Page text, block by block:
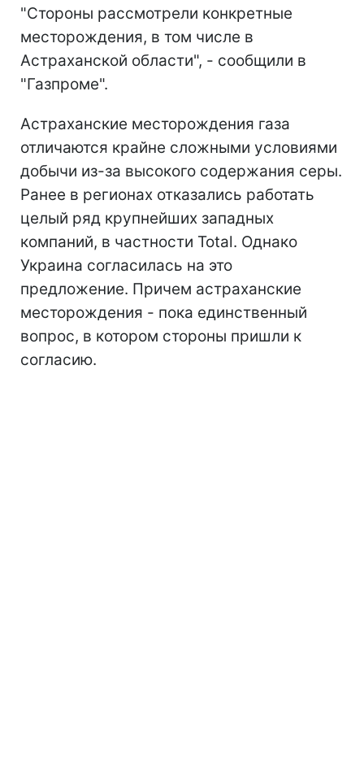
"Стороны рассмотрели конкретные
месторождения, в том числе в
Астраханской области", - сообщили в
"Газпроме".
Астраханские месторождения газа
отличаются крайне сложными условиями
добычи из-за высокого содержания серы.
Ранее в регионах отказались работать
целый ряд крупнейших западных
компаний, в частности Total. Однако
Украина согласилась на это
предложение. Причем астраханские
месторождения - пока единственный
вопрос, в котором стороны пришли к
согласию.